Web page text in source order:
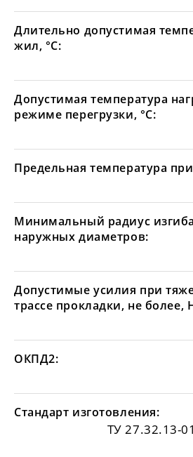
Длительно допустимая
жил, °С:
Допустимая температура
режиме перегрузки, °С:
Предельная температура
Минимальный радиус
наружных диаметров:
Допустимые усилия при
трассе прокладки, не более,
ОКПД2:
Стандарт изготовления:
ТУ 27.32.13-